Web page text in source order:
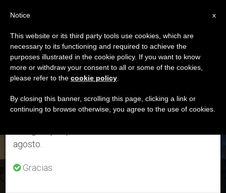
ETIQUETA
Posts Tagged ‘rey
Salomón’
ÚLTIMAS NOTICIAS
Santa Marta: Intuir la debilidad para no deslizarse “hacia la
×
Aviso importante
Del 27 de julio al 7 de agosto haremos la pausa
anual, aprovechando que en el periodo de verano
se generan menos informaciones y también el
agosto.
Gracias.
x
Notice
This website or its third party tools use cookies, which are
necessary to its functioning and required to achieve the
purposes illustrated in the cookie policy. If you want to know
more or withdraw your consent to all or some of the cookies,
please refer to the cookie policy
By closing this banner, scrolling this page, clicking a link or
continuing to browse otherwise, you agree to the use of cookies.